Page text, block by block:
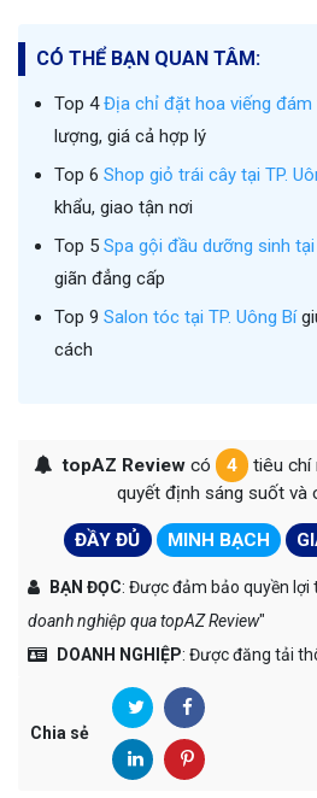
CÓ THỂ BẠN QUAN TÂM:
Top 4Địa chỉ đặt hoa viếng đám
lượng, giá cả hợp lý
Top 6 Shop giỏ trái cây tại TP.
khẩu, giao tận nơi
Top 5 Spa gội đầu dưỡng sinh tại
giãn đẳng cấp
Top 9 Salon tóc tại TP. Uông Bí
cách
topAZ Reviewcó 4
tiêu chí
quyết định sáng suốt và
ĐẦY ĐỦ MINH BẠCH
BẠN ĐỌC: Được đảm bảo quyền lợi
doanh nghiệp qua topAZ Review"
DOANH NGHIỆP: Được đăng tải
Chia sẻ